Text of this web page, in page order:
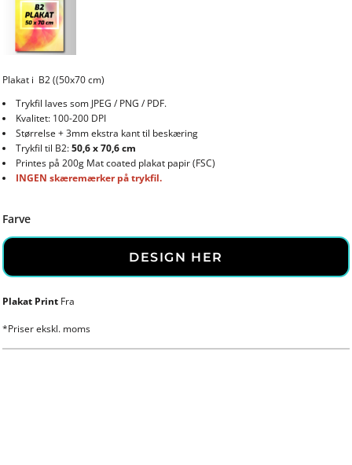
Plakat i B2 ((50x70 cm)
Trykfil laves som JPEG / PNG / PDF.
Kvalitet: 100-200 DPI
Størrelse + 3mm ekstra kant til beskæring
Trykfil til B2:50,6 x 70,6 cm
Printes på 200g Mat coated plakat papir (FSC)
INGEN skæremærker på trykfil.
Farve
DESIGN HER
Plakat Print Fra
*Priser ekskl. moms